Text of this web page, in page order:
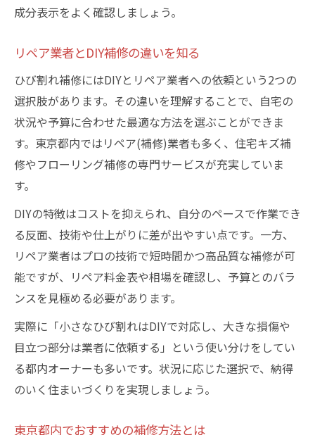
成分表示をよく確認しましょう。
リペア業者とDIY補修の違いを知る
ひび割れ補修にはDIYとリペア業者への依頼という2つの
選択肢があります。その違いを理解することで、自宅の
状況や予算に合わせた最適な方法を選ぶことができま
す。東京都内ではリペア(補修)業者も多く、住宅キズ補
修やフローリング補修の専門サービスが充実していま
す。
DIYの特徴はコストを抑えられ、自分のペースで作業でき
る反面、技術や仕上がりに差が出やすい点です。一方、
リペア業者はプロの技術で短時間かつ高品質な補修が可
能ですが、リペア料金表や相場を確認し、予算とのバラ
ンスを見極める必要があります。
実際に「小さなひび割れはDIYで対応し、大きな損傷や
目立つ部分は業者に依頼する」という使い分けをしてい
る都内オーナーも多いです。状況に応じた選択で、納得
のいく住まいづくりを実現しましょう。
東京都内でおすすめの補修方法とは